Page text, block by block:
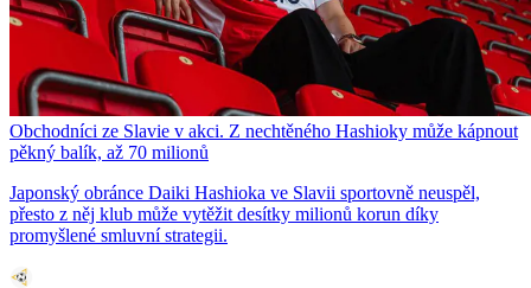
Obchodníci ze Slavie v akci. Z nechtěného Hashioky může kápnout
pěkný balík, až 70 milionů
Japonský obránce Daiki Hashioka ve Slavii sportovně neuspěl,
přesto z něj klub může vytěžit desítky milionů korun díky
promyšlené smluvní strategii.